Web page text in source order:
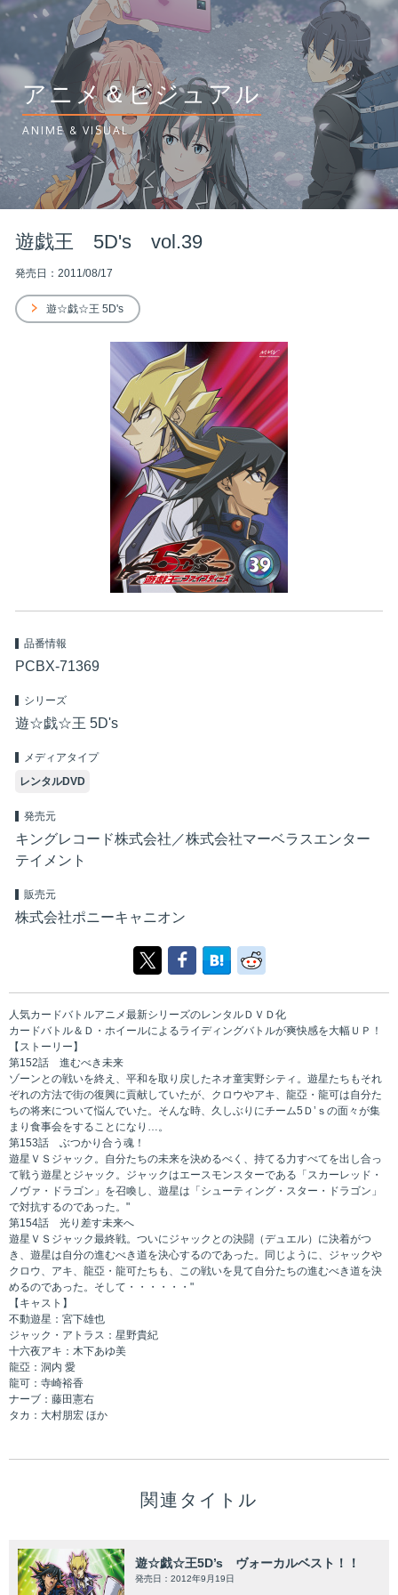
アニメ＆ビジュアル
ANIME & VISUAL
遊戯王 5D's vol.39
発売日：2011/08/17
遊☆戯☆王 5D's
品番情報
PCBX-71369
シリーズ
遊☆戯☆王 5D's
メディアタイプ
レンタルDVD
発売元
キングレコード株式会社／株式会社マーベラスエンター
テイメント
販売元
株式会社ポニーキャニオン
人気カードバトルアニメ最新シリーズのレンタルＤＶＤ化
カードバトル＆Ｄ・ホイールによるライディングバトルが爽快感を大幅ＵＰ！
【ストーリー】
第152話 進むべき未来
ゾーンとの戦いを終え、平和を取り戻したネオ童実野シティ。遊星たちもそれ
ぞれの方法で街の復興に貢献していたが、クロウやアキ、龍亞・龍可は自分た
ちの将来について悩んでいた。そんな時、久しぶりにチーム5Ｄ’ｓの面々が集
まり食事会をすることになり…。
第153話 ぶつかり合う魂！
遊星ＶＳジャック。自分たちの未来を決めるべく、持てる力すべてを出し合っ
て戦う遊星とジャック。ジャックはエースモンスターである「スカーレッド・
ノヴァ・ドラゴン」を召喚し、遊星は「シューティング・スター・ドラゴン」
で対抗するのであった。"
第154話 光り差す未来へ
遊星ＶＳジャック最終戦。ついにジャックとの決闘（デュエル）に決着がつ
き、遊星は自分の進むべき道を決心するのであった。同じように、ジャックや
クロウ、アキ、龍亞・龍可たちも、この戦いを見て自分たちの進むべき道を決
めるのであった。そして・・・・・・"
【キャスト】
不動遊星：宮下雄也
ジャック・アトラス：星野貴紀
十六夜アキ：木下あゆ美
龍亞：洞内 愛
龍可：寺崎裕香
ナーブ：藤田憲右
タカ：大村朋宏 ほか
関連タイトル
遊☆戯☆王5D’s ヴォーカルベスト！！
発売日：2012年9月19日